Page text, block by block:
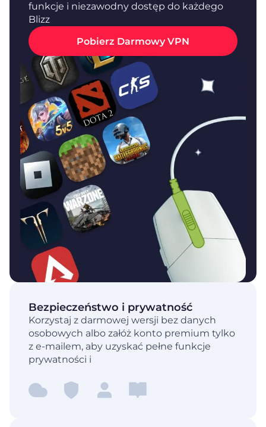
funkcje i niezawodny dostęp do każdego
Blizz
Pobierz Darmowy VPN
Bezpieczeństwo i prywatność
Korzystaj z darmowej wersji bez danych
osobowych albo załóż konto premium tylko
z e-mailem, aby uzyskać pełne funkcje
prywatności i